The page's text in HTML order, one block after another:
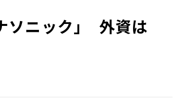
ソニック」 外資は